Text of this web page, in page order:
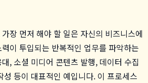
장 먼저 해야 할 일은 자신의 비즈니스에
이 투입되는 반복적인 업무를 파악하는
, 소셜 미디어 콘텐츠 발행, 데이터 수집
성 등이 대표적인 예입니다. 이 프로세스